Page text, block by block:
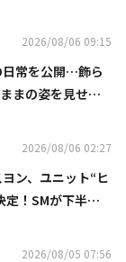
2026/08/06 09:15
日常を公開…飾ら
まの姿を見せた
2026/08/06 02:27
ン、ユニット“ヒ
定！SMが下半期
2026/08/05 07:56